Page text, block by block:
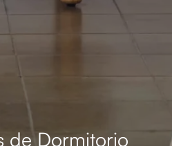
de Dormitorio